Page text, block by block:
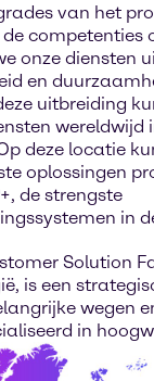
van het
competenties
onze diensten
en
uitbreiding
wereldwijd
deze locatie
oplossingen
de strengste
in
Solution
is een
wegen
in